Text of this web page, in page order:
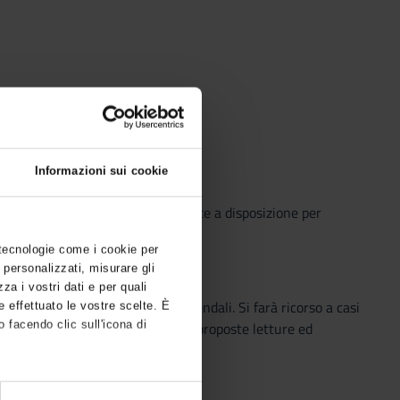
Informazioni sui cookie
come i cookie per
misurare gli
i vostri dati e per quali
effettuato le vostre scelte. È
facendo clic sull'icona di
il Sistema Bibliotecario mette a disposizione per
ed il disegno dei processi aziendali. Si farà ricorso a casi
sistemico. Verranno proposte letture ed